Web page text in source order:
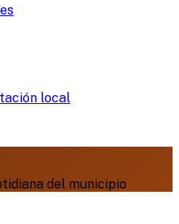
local
del municipio